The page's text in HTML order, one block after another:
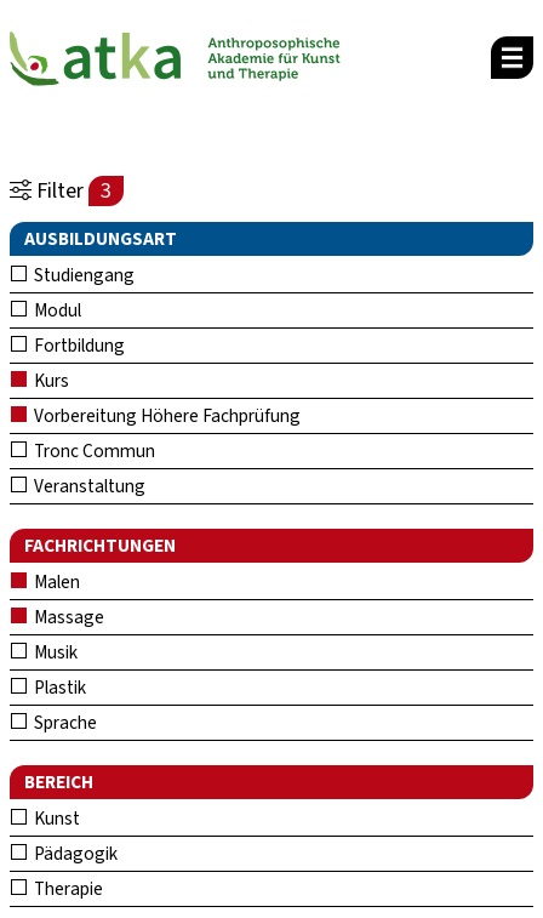
Filter 3
AUSBILDUNGSART
Studiengang
Modul
Fortbildung
Kurs
Vorbereitung Höhere Fachprüfung
Tronc Commun
Veranstaltung
FACHRICHTUNGEN
Malen
Massage
Musik
Plastik
Sprache
BEREICH
Kunst
Pädagogik
Therapie